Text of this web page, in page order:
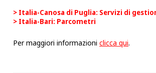
Italia-Canosa di Puglia: Servizi di
Italia-Bari: Parcometri
Per maggiori informazioniclicca qui.